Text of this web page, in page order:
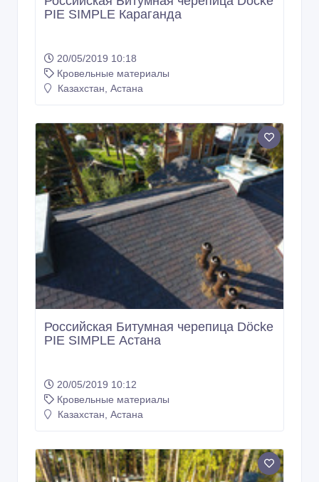
PIE SIMPLE Караганда
20/05/2019 10:18
Кровельные материалы
Казахстан, Астана
Российская Битумная черепица Döcke
PIE SIMPLE Астана
20/05/2019 10:12
Кровельные материалы
Казахстан, Астана